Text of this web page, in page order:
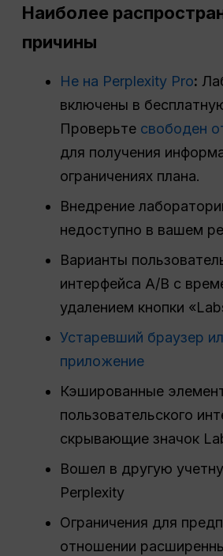
Наиболее
причины
Не на Perplexity Pro:
включены в
Проверьте свободен
для получения
ограничениях плана.
Внедрение
недоступно в вашем
Варианты
интерфейса A/B с
удалением кнопки
Устаревший браузер
приложение
Кэшированные
пользовательского
скрывающие значок
Вошел в другую
Perplexity
Ограничения для
отношении